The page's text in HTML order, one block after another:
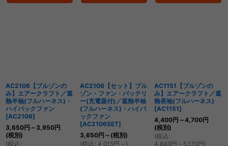
AC2106【ブルゾンの
み】エアークラフト／遮
熱半袖(フルハーネス)・
ハイバックファン
[AC2106]
3,650円 ～3,950円
(税別)
(税込 :
AC2106【セット】ブル
ゾン・ファン・バッテリ
ー(充電器付)／遮熱半袖
(フルハーネス)・ハイバ
ックファン
[AC2106SET]
3,650円 ～ (税別)
(税込 : 4,015円 ～ )
AC1151【ブルゾンの
み】エアークラフト／遮
熱長袖(フルハーネス)
[AC1151]
4,400円 ～4,700円
(税別)
(税込 :
4,840円 ～5,170円)